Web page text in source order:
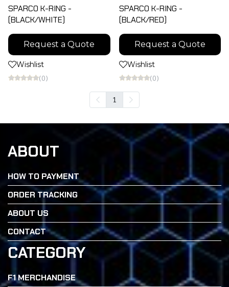
SPARCO K-RING -
(BLACK/WHITE)
Request a Quote
Wishlist
(0)
SPARCO K-RING -
(BLACK/RED)
Request a Quote
Wishlist
(0)
1
ABOUT
HOW TO PAYMENT
ORDER TRACKING
ABOUT US
CONTACT
CATEGORY
F1 MERCHANDISE